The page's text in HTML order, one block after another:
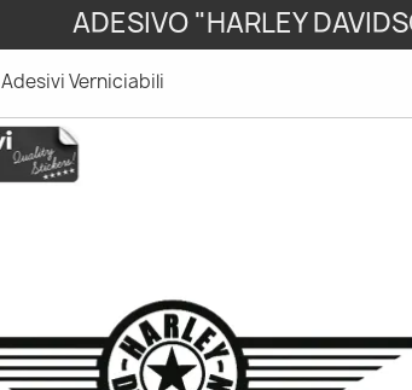
ADESIVO "HARLEY
Adesivi Verniciabili